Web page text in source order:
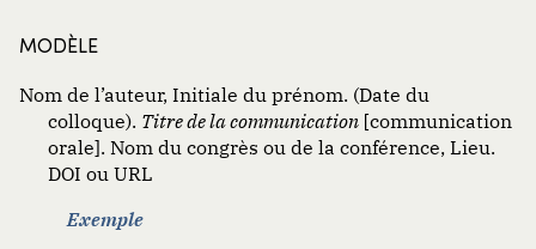
MODÈLE
Nom de l’auteur, Initiale du prénom. (Date du
colloque). Titre de la communication [communication
orale]. Nom du congrès ou de la conférence, Lieu.
DOI ou URL
Exemple